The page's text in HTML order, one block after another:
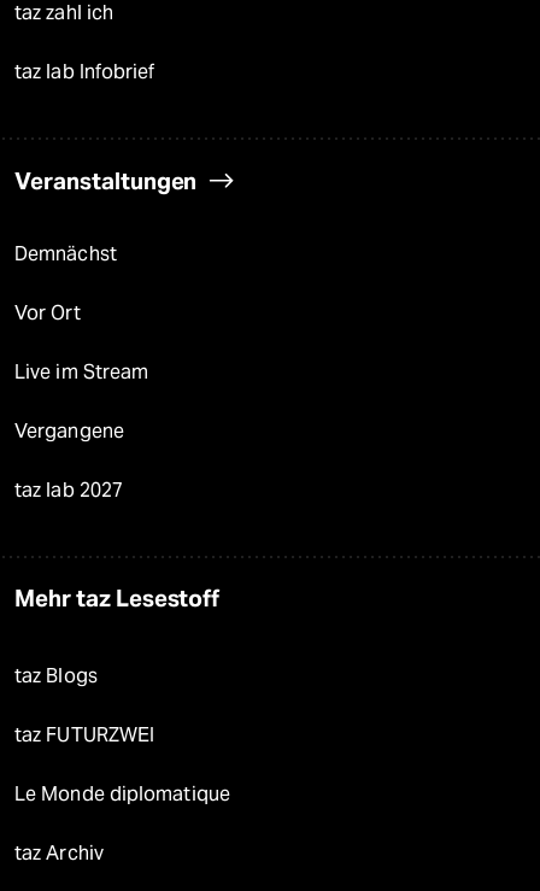
taz zahl ich
taz lab Infobrief
Veranstaltungen
Demnächst
Vor Ort
Live im Stream
Vergangene
taz lab 2027
Mehr taz Lesestoff
taz Blogs
taz FUTURZWEI
Le Monde diplomatique
taz Archiv